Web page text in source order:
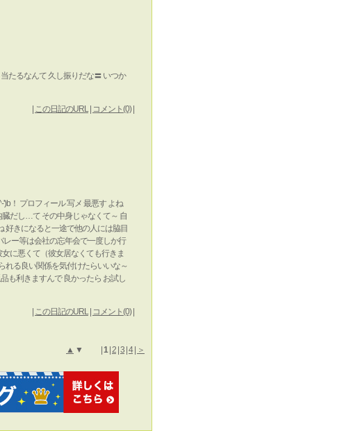
たるなんて 久し振りだな〓 いつか
この日記のURL| コメント(0)|
！ プロフィール 写メ 最悪す よね
だし…て その中身じゃなくて～ 自
好きになると一途で他の人には脇目
レー等は会社の忘年会で一度しか行
に悪くて（彼女居なくても行きま
れる良い関係を気付けたらいいな～
も利きますんで 良かったら お試し
この日記のURL| コメント(0)|
▲ ▼ | 1| 2 3 4| ＞